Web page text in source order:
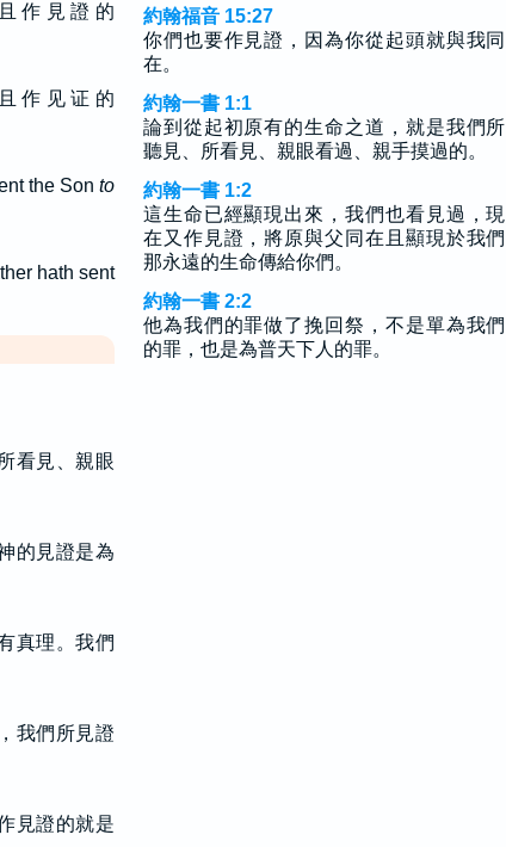
作 見 證 的
作 见 证 的
the Son to
hath sent
看見、親眼
的見證是為
真理。我們
我們所見證
見證的就是
約翰福音 15:27
你們也要作見證，因為你從起頭就與我同
在。
約翰一書 1:1
論到從起初原有的生命之道，就是我們所
聽見、所看見、親眼看過、親手摸過的。
約翰一書 1:2
這生命已經顯現出來，我們也看見過，現
在又作見證，將原與父同在且顯現於我們
那永遠的生命傳給你們。
約翰一書 2:2
他為我們的罪做了挽回祭，不是單為我們
的罪，也是為普天下人的罪。